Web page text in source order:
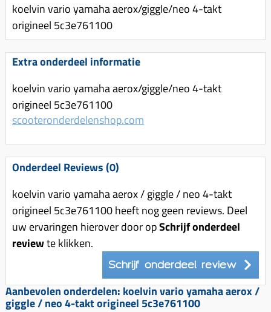
Uitlaat bocht
Radiateur (delen)
Waterpomp (delen)
V-snaren
Variorolsets
Pulley
Variateur (delen)
Variokit
Voor tandwielen
Zuigers
Origineel zuigers
Tomos opvoeren (kits)
Koppeling compleet
Koppeling trekveer
Remsegmenten
Remklauw (delen)
Remschijven
Voorvork
Wiel (delen)
Zadel
Standaard
Voordragers
Windschermen
Accessoires overig
Gereedschap
Speednut
koelvin vario yamaha aerox/giggle/neo 4-takt
origineel 5c3e761100
Extra onderdeel informatie
koelvin vario yamaha aerox/giggle/neo 4-takt
origineel 5c3e761100
scooteronderdelenshop.com
Onderdeel Reviews (0)
koelvin vario yamaha aerox / giggle / neo 4-takt
origineel 5c3e761100 heeft nog geen reviews. Deel
uw ervaringen hierover door opSchrijf onderdeel
reviewte klikken.
Schrijf onderdeel review
Aanbevolen onderdelen: koelvin vario yamaha aerox /
giggle / neo 4-takt origineel 5c3e761100